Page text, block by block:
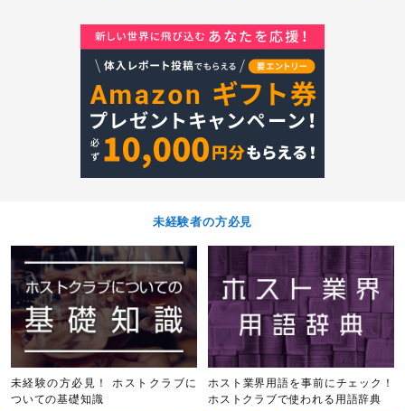
未経験者の方必見
未経験の方必見！ ホストクラブに
ついての基礎知識
ホスト業界用語を事前にチェック！
ホストクラブで使われる用語辞典